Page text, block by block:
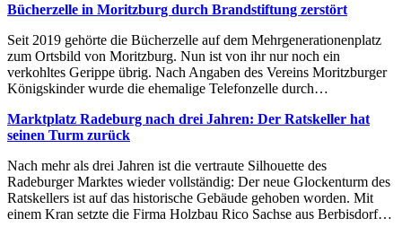
Bücherzelle in Moritzburg durch Brandstiftung zerstört
Seit 2019 gehörte die Bücherzelle auf dem Mehrgenerationenplatz
zum Ortsbild von Moritzburg. Nun ist von ihr nur noch ein
verkohltes Gerippe übrig. Nach Angaben des Vereins Moritzburger
Königskinder wurde die ehemalige Telefonzelle durch…
Marktplatz Radeburg nach drei Jahren: Der Ratskeller hat
seinen Turm zurück
Nach mehr als drei Jahren ist die vertraute Silhouette des
Radeburger Marktes wieder vollständig: Der neue Glockenturm des
Ratskellers ist auf das historische Gebäude gehoben worden. Mit
einem Kran setzte die Firma Holzbau Rico Sachse aus Berbisdorf…